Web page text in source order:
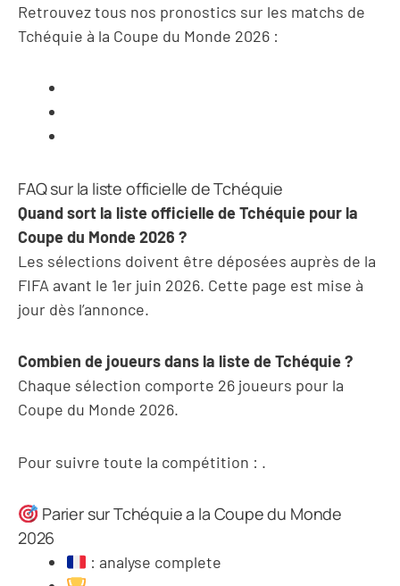
Retrouvez tous nos pronostics sur les matchs de
Tchéquie à la Coupe du Monde 2026 :
FAQ sur la liste officielle de Tchéquie
Quand sort la liste officielle de Tchéquie pour la
Coupe du Monde 2026 ?
Les sélections doivent être déposées auprès de la
FIFA avant le 1er juin 2026. Cette page est mise à
jour dès l’annonce.
Combien de joueurs dans la liste de Tchéquie ?
Chaque sélection comporte 26 joueurs pour la
Coupe du Monde 2026.
Pour suivre toute la compétition : .
Parier sur Tchéquie a la Coupe du Monde
2026
: analyse complete